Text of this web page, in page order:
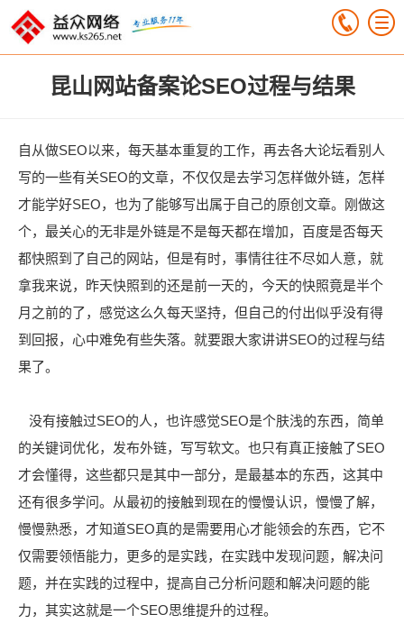
昆山网站备案论SEO过程与结果
自从做SEO以来，每天基本重复的工作，再去各大论坛看别人
写的一些有关SEO的文章，不仅仅是去学习怎样做外链，怎样
才能学好SEO，也为了能够写出属于自己的原创文章。刚做这
个，最关心的无非是外链是不是每天都在增加，百度是否每天
都快照到了自己的网站，但是有时，事情往往不尽如人意，就
拿我来说，昨天快照到的还是前一天的，今天的快照竟是半个
月之前的了，感觉这么久每天坚持，但自己的付出似乎没有得
到回报，心中难免有些失落。就要跟大家讲讲SEO的过程与结
果了。
没有接触过SEO的人，也许感觉SEO是个肤浅的东西，简单
的关键词优化，发布外链，写写软文。也只有真正接触了SEO
才会懂得，这些都只是其中一部分，是最基本的东西，这其中
还有很多学问。从最初的接触到现在的慢慢认识，慢慢了解，
慢慢熟悉，才知道SEO真的是需要用心才能领会的东西，它不
仅需要领悟能力，更多的是实践，在实践中发现问题，解决问
题，并在实践的过程中，提高自己分析问题和解决问题的能
力，其实这就是一个SEO思维提升的过程。